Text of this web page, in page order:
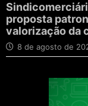
proposta
valorização da
8 de agosto de